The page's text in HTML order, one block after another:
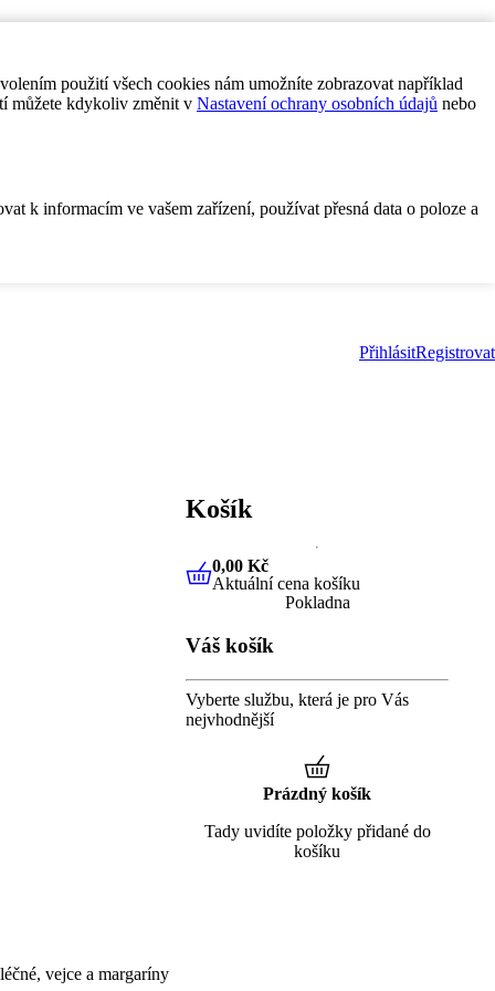
použití všech cookies nám umožníte zobrazovat například
můžete kdykoliv změnit v Nastavení ochrany osobních údajů nebo
k informacím ve vašem zařízení, používat přesná data o poloze a
PřihlásitRegistrovat
vejce a margaríny
Košík
0,00 KčAktuální cena košíku
0,00 Kč
Aktuální cena košíku
Pokladna
Váš košík
Vyberte službu, která je pro Vás
nejvhodnější
Prázdný košík
Tady uvidíte položky přidané do
košíku